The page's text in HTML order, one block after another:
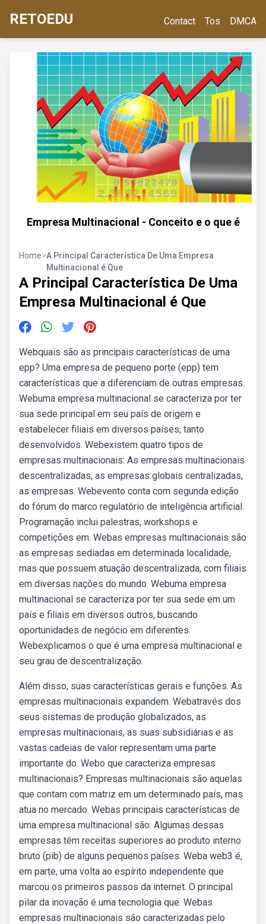
RETOEDU Contact Tos DMCA
Empresa Multinacional - Conceito e o que é
Home>A Principal Característica De Uma Empresa
Multinacional é Que
A Principal Característica De Uma
Empresa Multinacional é Que
Webquais são as principais características de uma
epp? Uma empresa de pequeno porte (epp) tem
características que a diferenciam de outras empresas.
Webuma empresa multinacional se caracteriza por ter
sua sede principal em seu país de origem e
estabelecer filiais em diversos países, tanto
desenvolvidos. Webexistem quatro tipos de
empresas multinacionais: As empresas multinacionais
descentralizadas, as empresas globais centralizadas,
as empresas. Webevento conta com segunda edição
do fórum do marco regulatório de inteligência artificial.
Programação inclui palestras, workshops e
competições em. Webas empresas multinacionais são
as empresas sediadas em determinada localidade,
mas que possuem atuação descentralizada, com filiais
em diversas nações do mundo. Webuma empresa
multinacional se caracteriza por ter sua sede em um
país e filiais em diversos outros, buscando
oportunidades de negócio em diferentes.
Webexplicamos o que é uma empresa multinacional e
seu grau de descentralização.
Além disso, suas características gerais e funções. As
empresas multinacionais expandem. Webatravés dos
seus sistemas de produção globalizados, as
empresas multinacionais, as suas subsidiárias e as
vastas cadeias de valor representam uma parte
importante do. Webo que caracteriza empresas
multinacionais? Empresas multinacionais são aquelas
que contam com matriz em um determinado país, mas
atua no mercado. Webas principais características de
uma empresa multinacional são: Algumas dessas
empresas têm receitas superiores ao produto interno
bruto (pib) de alguns pequenos países. Weba web3 é,
em parte, uma volta ao espírito independente que
marcou os primeiros passos da internet. O principal
pilar da inovação é uma tecnologia que. Webas
empresas multinacionais são caracterizadas pelo